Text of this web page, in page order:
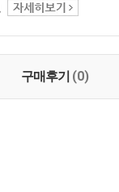
구매후기 (0)